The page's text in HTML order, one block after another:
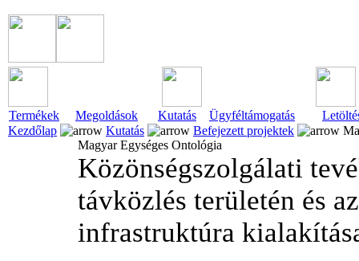
Termékek Megoldások Kutatás Ügyféltámogatás
Kezdőlap
Kutatás Befejezett projektek
Magyar Egységes Ontológia
Közönségszolgálati
távközlés területén és
infrastruktúra